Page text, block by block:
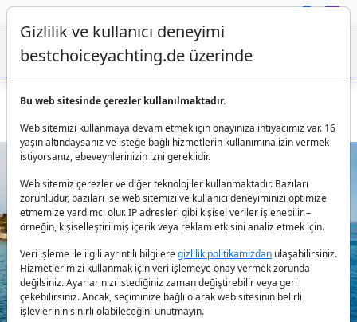
Galeon 640 Fly FG Star – Trogir Çıkışlı 20m Kiralık
Previous Next
Gizlilik ve kullanıcı deneyimi
bestchoiceyachting.de üzerinde
Bu web sitesinde çerezler kullanılmaktadır.
Web sitemizi kullanmaya devam etmek için onayınıza ihtiyacımız var. 16
yaşın altındaysanız ve isteğe bağlı hizmetlerin kullanımına izin vermek
istiyorsanız, ebeveynlerinizin izni gereklidir.
Web sitemiz çerezler ve diğer teknolojiler kullanmaktadır. Bazıları
zorunludur, bazıları ise web sitemizi ve kullanıcı deneyiminizi optimize
etmemize yardımcı olur. IP adresleri gibi kişisel veriler işlenebilir –
örneğin, kişiselleştirilmiş içerik veya reklam etkisini analiz etmek için.
Veri işleme ile ilgili ayrıntılı bilgileregizlilik politikamızdan ulaşabilirsiniz.
Hizmetlerimizi kullanmak için veri işlemeye onay vermek zorunda
değilsiniz. Ayarlarınızı istediğiniz zaman değiştirebilir veya geri
çekebilirsiniz. Ancak, seçiminize bağlı olarak web sitesinin belirli
işlevlerinin sınırlı olabileceğini unutmayın.